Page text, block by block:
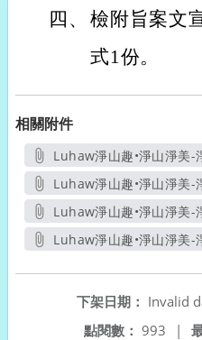
四、 檢附旨案文
式1份。
相關附件
Luhaw淨山趣•淨山淨美
另開
Luhaw淨山趣•淨山淨美
另開
Luhaw淨山趣•淨山淨美
另開
Luhaw淨山趣•淨山淨美
下架日期： Invalid
點閱數： 993 |